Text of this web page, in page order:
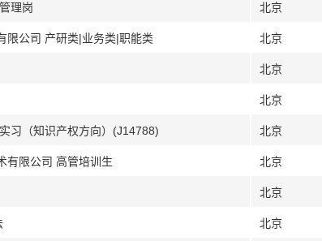
理岗 北京
限公司 产研类|业务类|职能类 北京
北京
北京
习（知识产权方向）(J14788) 北京
有限公司 高管培训生 北京
北京
北京